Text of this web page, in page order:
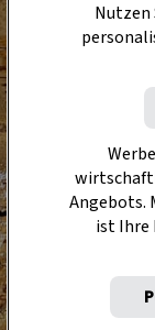
Nutzen
Angebots.
ist Ihre